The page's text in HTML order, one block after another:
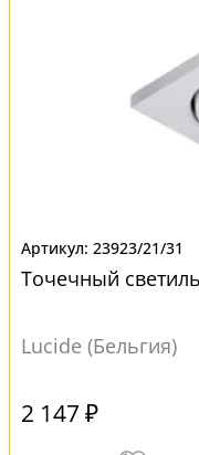
23923/21/31
Точечный
Lucide (Бельгия)
2 147 ₽